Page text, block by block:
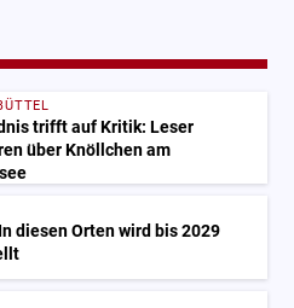
trifft auf Kritik: Leser
über Knöllchen am
diesen Orten wird bis 2029